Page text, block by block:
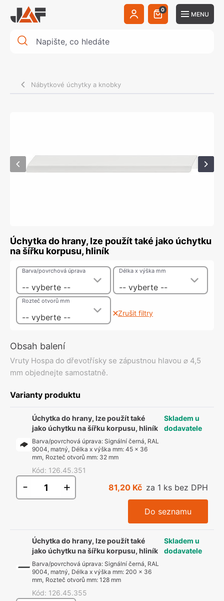
0
MENU
Nábytkové úchytky a knobky
Úchytka do hrany, lze použít také jako úchytku
na šířku korpusu, hliník
-- vyberte --
Barva/povrchová úprava
-- vyberte --
Délka x výška mm
-- vyberte --
Rozteč otvorů mm
Zrušit filtry
Obsah balení
Vruty Hospa do dřevotřísky se zápustnou hlavou ⌀ 4,5
mm objednejte samostatně.
Varianty produktu
Úchytka do hrany, lze použít také
jako úchytku na šířku korpusu, hliník
Barva/povrchová úprava: Signální černá, RAL
9004, matný, Délka x výška mm:45 x 36
mm, Rozteč otvorů mm: 32 mm
Kód: 126.45.351
Skladem u
dodavatele
- + 81,20 Kč za 1 ks bez DPH
Do seznamu
Úchytka do hrany, lze použít také
jako úchytku na šířku korpusu, hliník
Barva/povrchová úprava: Signální černá, RAL
9004, matný, Délka x výška mm: 200 x 36
mm, Rozteč otvorů mm:128 mm
Kód: 126.45.355
Skladem u
dodavatele